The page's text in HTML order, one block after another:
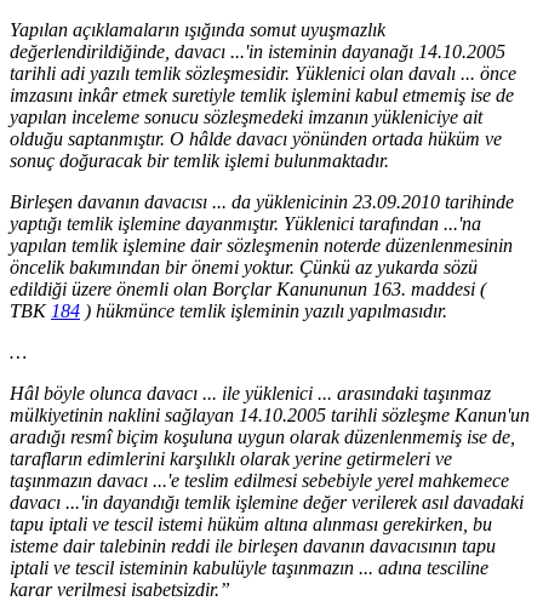
Yapılan açıklamaların ışığında somut uyuşmazlık
değerlendirildiğinde, davacı ...'in isteminin dayanağı 14.10.2005
tarihli adi yazılı temlik sözleşmesidir. Yüklenici olan davalı ... önce
imzasını inkâr etmek suretiyle temlik işlemini kabul etmemiş ise de
yapılan inceleme sonucu sözleşmedeki imzanın yükleniciye ait
olduğu saptanmıştır. O hâlde davacı yönünden ortada hüküm ve
sonuç doğuracak bir temlik işlemi bulunmaktadır.
Birleşen davanın davacısı ... da yüklenicinin 23.09.2010 tarihinde
yaptığı temlik işlemine dayanmıştır. Yüklenici tarafından ...'na
yapılan temlik işlemine dair sözleşmenin noterde düzenlenmesinin
öncelik bakımından bir önemi yoktur. Çünkü az yukarda sözü
edildiği üzere önemli olan Borçlar Kanununun 163. maddesi (
TBK 184 ) hükmünce temlik işleminin yazılı yapılmasıdır.
…
Hâl böyle olunca davacı ... ile yüklenici ... arasındaki taşınmaz
mülkiyetinin naklini sağlayan 14.10.2005 tarihli sözleşme Kanun'un
aradığı resmî biçim koşuluna uygun olarak düzenlenmemiş ise de,
tarafların edimlerini karşılıklı olarak yerine getirmeleri ve
taşınmazın davacı ...'e teslim edilmesi sebebiyle yerel mahkemece
davacı ...'in dayandığı temlik işlemine değer verilerek asıl davadaki
tapu iptali ve tescil istemi hüküm altına alınması gerekirken, bu
isteme dair talebinin reddi ile birleşen davanın davacısının tapu
iptali ve tescil isteminin kabulüyle taşınmazın ... adına tesciline
karar verilmesi isabetsizdir.”